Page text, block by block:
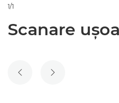
1/1
Scanare
SLIDE-UL ANTERIOR
SLIDE-UL